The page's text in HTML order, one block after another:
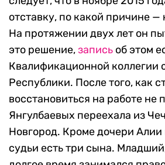
отставку, по какой причине —
На протяжении двух лет он
это решение,запись об этом
Квалификационной коллегии
Республики. После того, как
восстановиться на работе не
Янгулбаевых переехала из
Новгород. Кроме дочери
судьи есть три сына.